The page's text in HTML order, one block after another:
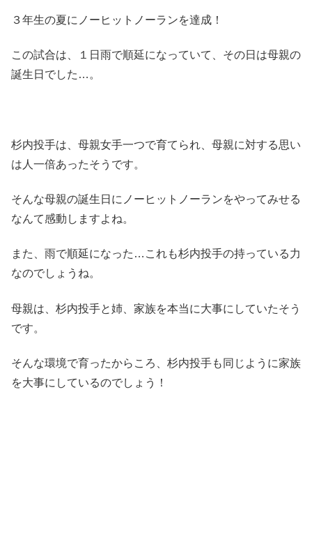
３年生の夏にノーヒットノーランを達成！
この試合は、１日雨で順延になっていて、その日は母親の
誕生日でした…。
杉内投手は、母親女手一つで育てられ、母親に対する思い
は人一倍あったそうです。
そんな母親の誕生日にノーヒットノーランをやってみせる
なんて感動しますよね。
また、雨で順延になった…これも杉内投手の持っている力
なのでしょうね。
母親は、杉内投手と姉、家族を本当に大事にしていたそう
です。
そんな環境で育ったからころ、杉内投手も同じように家族
を大事にしているのでしょう！